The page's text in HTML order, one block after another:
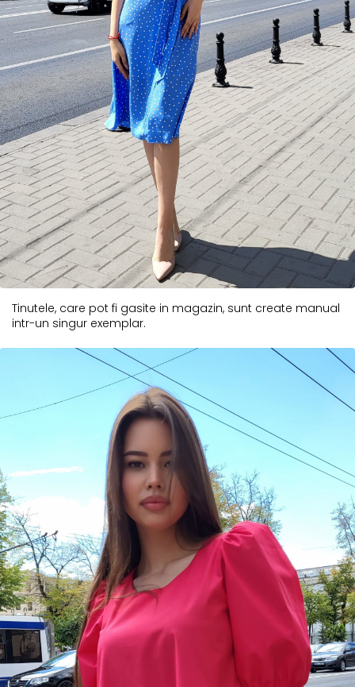
Tinutele, care pot fi gasite in magazin, sunt create manual
intr-un singur exemplar.